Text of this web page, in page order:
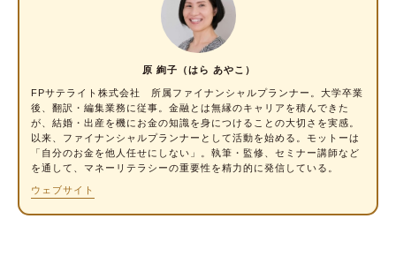
海外留学している子どもは扶養控除の対象に
扶養控除のしくみを理解して、上手に制度を利
原 絢子（はら あやこ）
FPサテライト株式会社 所属ファイナンシャルプランナー
。大学卒業
後、翻訳・編集業務に従事。金融とは無縁のキャリアを積んできた
が、結婚・出産を機にお金の知識を身につけることの大切さを実感。
以来、ファイナンシャルプランナーとして活動を始める。モットーは
「自分のお金を他人任せにしない」。執筆・監修、セミナー講師など
を通して、マネーリテラシーの重要性を精力的に発信している。
ウェブサイト